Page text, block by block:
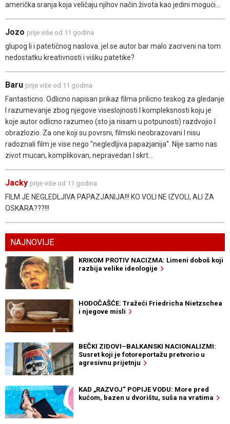
američka sranja koja veličaju njihov način života kao jedini mogući...
Jozo prije više od 11 godina
glupog li i patetičnog naslova. jel se autor bar malo zacrveni na tom
nedostatku kreativnosti i višku patetike?
Baru prije više od 11 godina
Fantasticno. Odlicno napisan prikaz filma prilicno teskog za gledanje
I razumevanje zbog njegove viseslojnosti I kompleksnosti koju je
koje autor odlicno razumeo (sto ja nisam u potpunosti) razdvojio I
obrazlozio. Za one koji su povrsni, filmski neobrazovani I nisu
radoznali film je vise nego "negledljiva papazjanija". Nije samo nas
zivot mucan, komplikovan, nepravedan I skrt...
Jacky prije više od 11 godina
FILM JE NEGLEDLJIVA PAPAZJANIJA!!! KO VOLI NE IZVOLI, ALI ZA
OSKARA???!!!
NAJNOVIJE
KRIKOM PROTIV NACIZMA: Limeni doboš koji
razbija velike ideologije
HODOČAŠĆE: Tražeći Friedricha Nietzschea
i njegove misli
BEČKI ZIDOVI–BALKANSKI NACIONALIZMI:
Susret koji je fotoreportažu pretvorio u
agresivnu prijetnju
KAD „RAZVOJ“ POPIJE VODU: More pred
kućom, bazen u dvorištu, suša na vratima